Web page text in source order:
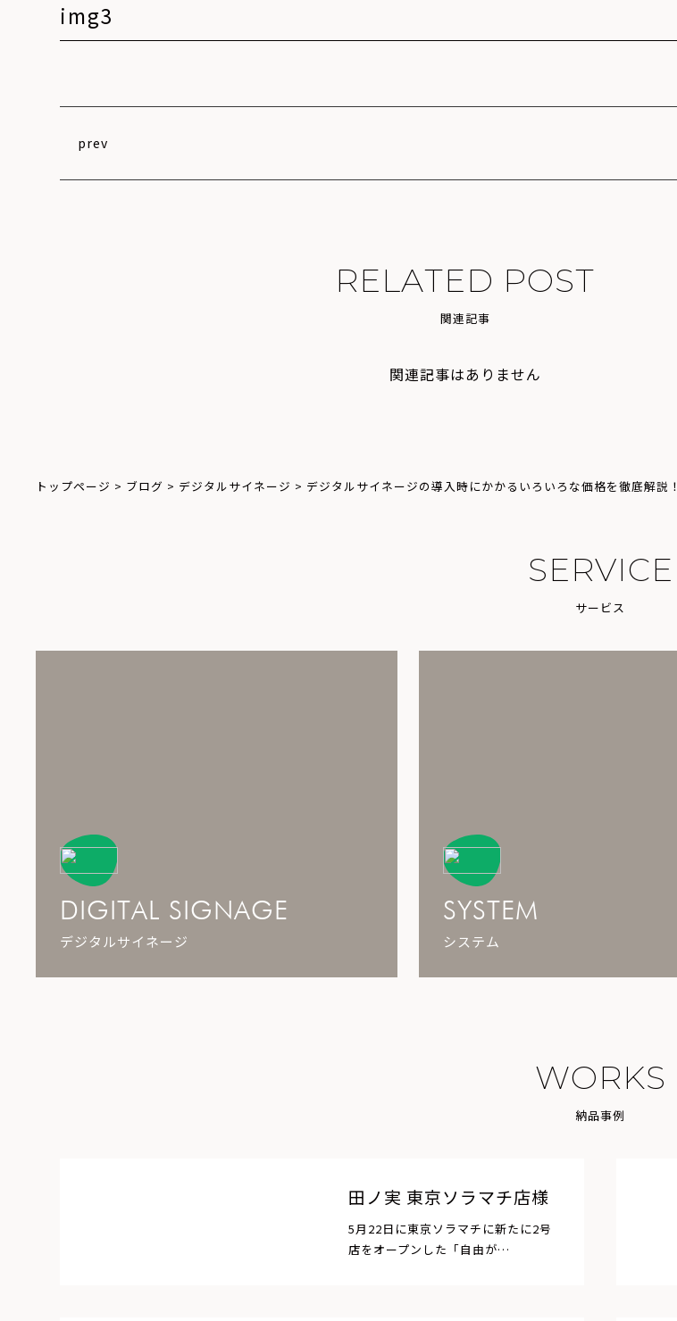
img3
prev
RELATED POST
関連記事
関連記事はありません
トップページ > ブログ > デジタルサイネージ > デジタルサイネージの導入時にかかるいろいろな価格を徹底解説！
SERVICE
サー ビ ス
DIGITAL SIGNAGE
デジタルサイネージ
SYSTEM
システム
WORKS
納品事例
田ノ実 東京ソラマチ店様
5月22日に東京ソラマチに新たに2号
店をオープンした「自由が…